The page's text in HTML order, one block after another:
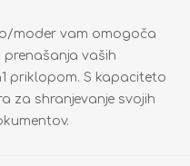
moder vam omogoča
prenašanja vaših
priklopom. S kapaciteto
za shranjevanje svojih